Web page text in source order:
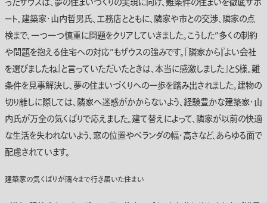
ート。建築家・山内哲男氏、工務店とともに、隣家や市との交渉、隣家の点
検まで、一つ一つ慎重に問題をクリアしていきました。こうした”多くの制約
や問題を抱える住宅への対応”もザウスの強みです。「隣家から『よい会社
を選びましたね』と言っていただいたときは、本当に感激しました」とＳ様。難
条件を見事解決し、夢の住まいづくりへの一歩を踏み出されました。建物の
切り離しに際しては、隣家へ迷惑がかからないよう、経験豊かな建築家・山
内氏が万全の気くばりで応えました。建て替えによって、隣家が以前の快適
な生活を失われないよう、窓の位置やベランダの幅・高さなど、あらゆる面で
配慮されています。
建築家の気くばりが隅々まで行き届いた住まい